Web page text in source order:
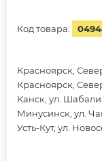
Код товара:
Красноярск,
Красноярск,
Канск, ул.
Минусинск, ул.
Усть-Кут, ул.